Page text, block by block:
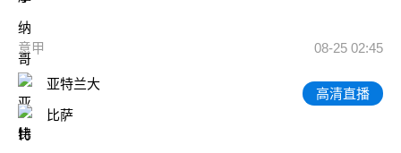
意甲 08-25 02:45
亚特兰大
比萨
高清直播